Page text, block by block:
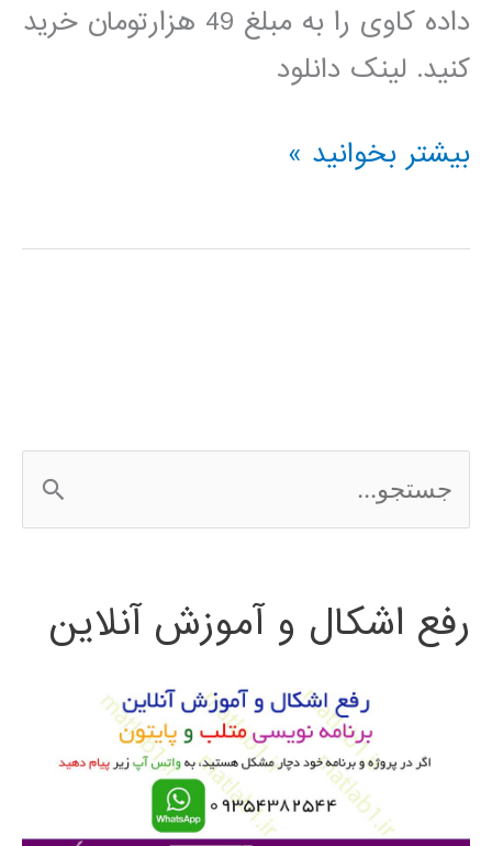
داده کاوی را به مبلغ 49 هزارتومان خرید
کنید. لینک دانلود
بسته
داده
بیشتر بخوانید »
س
ج
رفع اشکال و آموزش آنلاین